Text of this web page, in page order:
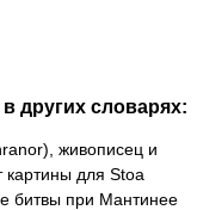
других словарях:
живописец и
картины для Stoa
битвы при Мантинее